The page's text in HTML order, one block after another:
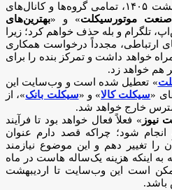
روز شنبه مورخ ۲۶ اردیبهشت ۱۴۰۵، تمامی گروه‌ها و کانال‌های
صنعت موتورسیکلت» و «بهترین‌های
تلگرام و بله حذف خواهم کرد؛ زیرا
ارتباطی، مجدداً درخواست همکاری
خواهد داشت و تمرکز بنده را برای
هم خواهد زد.
» تعطیل شده است و وب‌سایت این
«سیکلت کالا» و «سیکلت بانک»، از
نیوز » فعلاً فعال خواهد بود تا فرآیند
انجام شود؛ چراکه قصد دارم عنوان
تغییر دهم و این موضوع نیازمند
اینکه هزینه یک‌ساله هاست در ماه
است این وب‌سایت تا اردیبهشت